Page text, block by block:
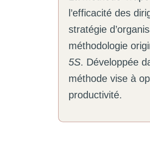
l’efficacité des
stratégie
méthodologie
5S. Développée
méthode vise à
productivité.